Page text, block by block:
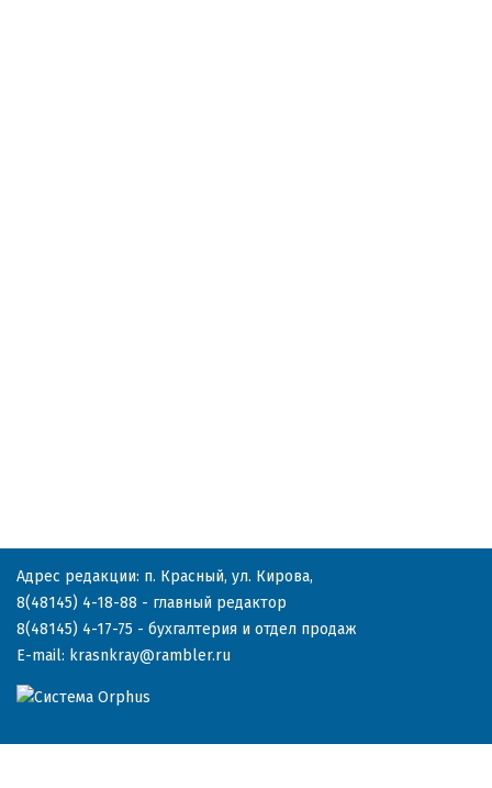
Адрес редакции: п. Красный, ул. Кирова,
8(48145) 4-18-88 - главный редактор
8(48145) 4-17-75 - бухгалтерия и отдел продаж
E-mail: krasnkray@rambler.ru